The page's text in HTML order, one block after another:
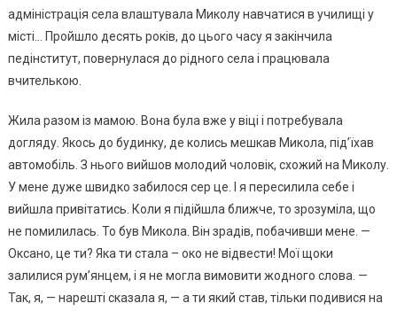
адміністрація села влаштувала Миколу навчатися в училищі у
місті… Пройшло десять років, до цього часу я закінчила
педінститут, повернулася до рідного села і працювала
вчителькою.
Жила разом із мамою. Вона була вже у віці і потребувала
догляду. Якось до будинку, де колись мешкав Микола, під’їхав
автомобіль. З нього вийшов молодий чоловік, схожий на Миколу.
У мене дуже швидко забилося сер це. І я пересилила себе і
вийшла привітатись. Коли я підійшла ближче, то зрозуміла, що
не помилилась. То був Микола. Він зрадів, побачивши мене. —
Оксано, це ти? Яка ти стала – око не відвести! Мої щоки
залилися рум’янцем, і я не могла вимовити жодного слова. —
Так, я, — нарешті сказала я, — а ти який став, тільки подивися на